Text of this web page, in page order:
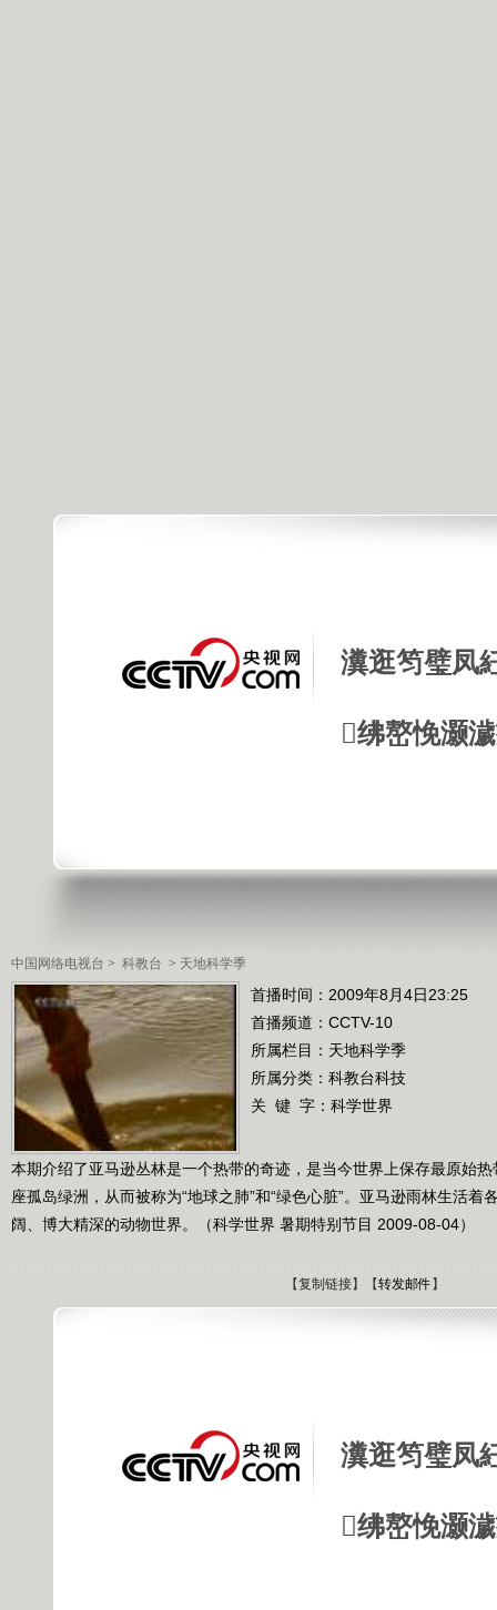
瀵逛笉璧凤
绋嶅悗灏
中国网络电视台 > 科教台 > 天地科学季
首播时间：2009年8月4日23:25
首播频道： CCTV-10
所属栏目： 天地科学季
所属分类：科教台科技
关 键 字： 科学世界
本期介绍了亚马逊丛林是一个热带的奇迹，是当今世界上保存最原始
座孤岛绿洲，从而被称为“地球之肺”和“绿色心脏”。亚马逊雨林生活着
阔、博大精深的动物世界。（科学世界 暑期特别节目 2009-08-04）
【复制链接】【转发邮件 】
瀵逛笉璧凤
绋嶅悗灏